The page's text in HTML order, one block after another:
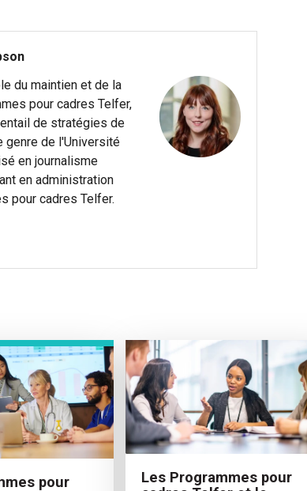
du maintien et de la
pour cadres Telfer,
de stratégies de
genre de l'Université
en journalisme
en administration
pour cadres Telfer.
pour
Les Programmes pour